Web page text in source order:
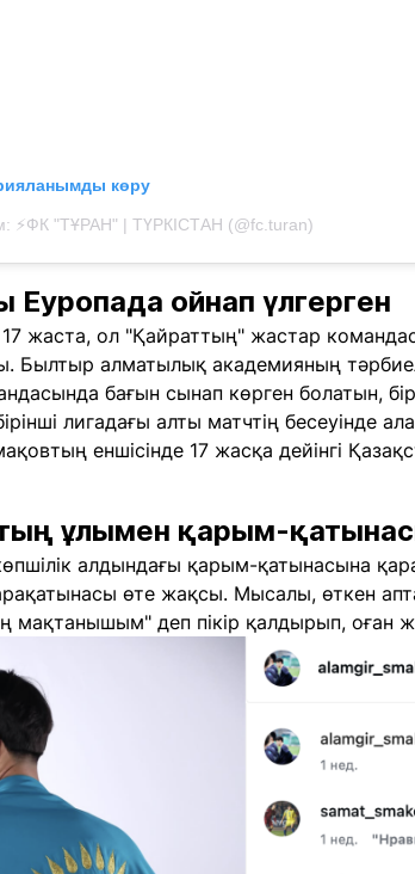
көру
⚡️ФК "ТҰРАН" | ТҮРКІСТАН (@fc.turan)
ойнап үлгерген
17 жаста, ол "Қайраттың" жастар
Былтыр алматылық академияның
бағын сынап көрген болатын,
лигадағы алты матчтің бесеуінде
еншісінде 17 жасқа дейінгі
ұлымен қарым-
алдындағы қарым-қатынасына
өте жақсы. Мысалы, өткен
мақтанышым" деп пікір қалдырып,